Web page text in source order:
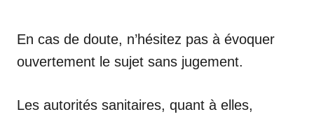
En cas de doute, n’hésitez pas à évoquer
ouvertement le sujet sans jugement.
Les autorités sanitaires, quant à elles,